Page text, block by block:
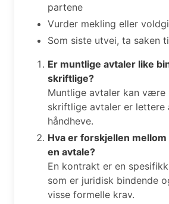
partene
Vurder mekling eller
Som siste utvei, ta saken
Er muntlige avtaler like
skriftlige?
Muntlige avtaler kan være
skriftlige avtaler er lettere
håndheve.
Hva er forskjellen
en avtale?
En kontrakt er en
som er juridisk bindende
visse formelle krav.